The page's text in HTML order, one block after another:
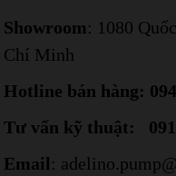
Showroom: 1080
Chí Minh
Hotline bán hàng:
Tư vấn kỹ thuật:
Email: